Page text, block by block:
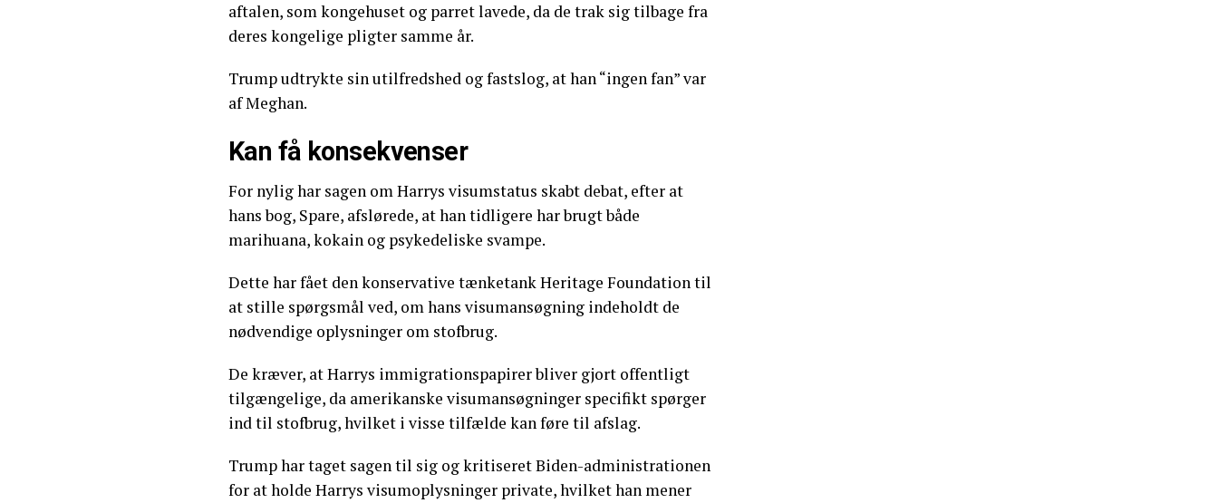
aftalen, som kongehuset og parret lavede, da de trak sig tilbage fra
deres kongelige pligter samme år.
Trump udtrykte sin utilfredshed og fastslog, at han “ingen fan” var
af Meghan.
Kan få konsekvenser
For nylig har sagen om Harrys visumstatus skabt debat, efter at
hans bog, Spare, afslørede, at han tidligere har brugt både
marihuana, kokain og psykedeliske svampe.
Dette har fået den konservative tænketank Heritage Foundation til
at stille spørgsmål ved, om hans visumansøgning indeholdt de
nødvendige oplysninger om stofbrug.
De kræver, at Harrys immigrationspapirer bliver gjort offentligt
tilgængelige, da amerikanske visumansøgninger specifikt spørger
ind til stofbrug, hvilket i visse tilfælde kan føre til afslag.
Trump har taget sagen til sig og kritiseret Biden-administrationen
for at holde Harrys visumoplysninger private, hvilket han mener